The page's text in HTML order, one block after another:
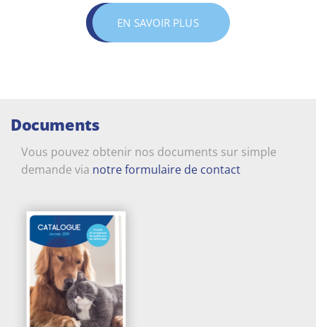
EN SAVOIR PLUS
Documents
Vous pouvez obtenir nos documents sur simple
demande via notre formulaire de contact